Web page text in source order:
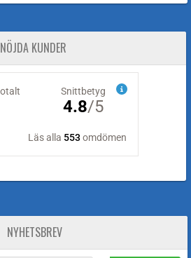
NÖJDA KUNDER
NYHETSBREV